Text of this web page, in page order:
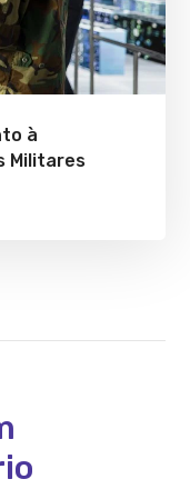
à
Militares